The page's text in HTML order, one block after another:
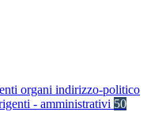
organi indirizzo-politico
- amministrativi 50